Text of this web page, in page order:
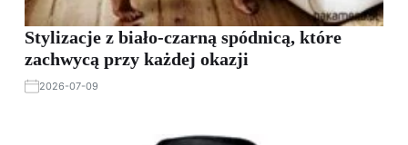
Stylizacje z biało-czarną spódnicą, które
zachwycą przy każdej okazji
2026-07-09